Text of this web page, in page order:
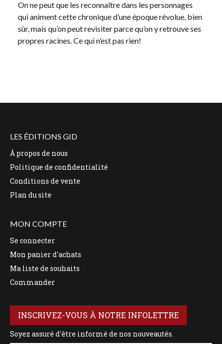
On ne peut que les reconnaître dans les personnages
qui animent cette chronique d’une époque révolue, bien
sûr, mais qu’on peut revisiter parce qu’on y retrouve ses
propres racines. Ce qui n’est pas rien!
LES ÉDITIONS GID
À propos de nous
Politique de confidentialité
Conditions de vente
Plan du site
MON COMPTE
Se connecter
Mon panier d'achats
Ma liste de souhaits
Commander
INSCRIVEZ-VOUS À NOTRE INFOLETTRE
Soyez assuré d'être informé de nos nouveautés.